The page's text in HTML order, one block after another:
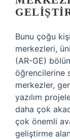
Bunu çoğu
merkezleri,
(AR-GE)
öğrencilerine
merkezler,
yazılım
daha çok
çok önemli
geliştirme